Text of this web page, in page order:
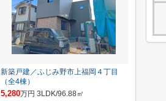
新築戸建／ふじみ野市上福岡４丁目
（全4棟）
5,280万円 3LDK/96.88㎡